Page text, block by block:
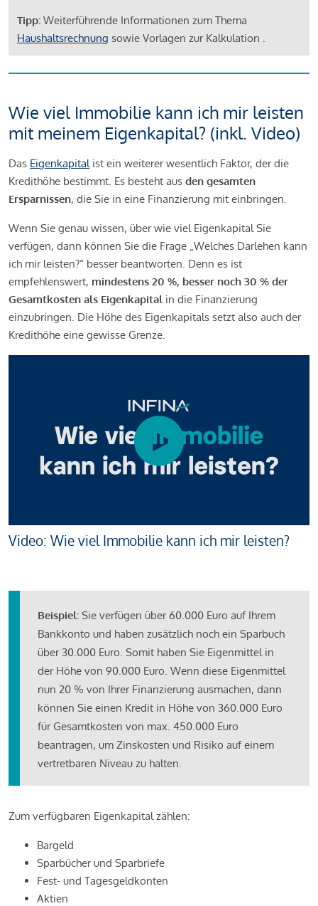
Tipp: Weiterführende Informationen zum Thema
Haushaltsrechnung sowie Vorlagen zur Kalkulation .
Wie viel Immobilie kann ich mir leisten
mit meinem Eigenkapital? (inkl. Video)
Das Eigenkapitalist ein weiterer wesentlich Faktor, der die
Kredithöhe bestimmt. Es besteht aus den gesamten
Ersparnissen, die Sie in eine Finanzierung mit einbringen.
Wenn Sie genau wissen, über wie viel Eigenkapital Sie
verfügen, dann können Sie die Frage „Welches Darlehen kann
ich mir leisten?“ besser beantworten. Denn es ist
empfehlenswert, mindestens 20 %, besser noch 30 % der
Gesamtkosten als Eigenkapital in die Finanzierung
einzubringen. Die Höhe des Eigenkapitals setzt also auch der
Kredithöhe eine gewisse Grenze.
Video: Wie viel Immobilie kann ich mir leisten?
Beispiel: Sie verfügen über 60.000 Euro auf Ihrem
Bankkonto und haben zusätzlich noch ein Sparbuch
über 30.000 Euro. Somit haben Sie Eigenmittel in
der Höhe von 90.000 Euro. Wenn diese Eigenmittel
nun 20 % von Ihrer Finanzierung ausmachen, dann
können Sie einen Kredit in Höhe von 360.000 Euro
für Gesamtkosten von max. 450.000 Euro
beantragen, um Zinskosten und Risiko auf einem
vertretbaren Niveau zu halten.
Zum verfügbaren Eigenkapital zählen:
Bargeld
Sparbücher und Sparbriefe
Fest- und Tagesgeldkonten
Aktien